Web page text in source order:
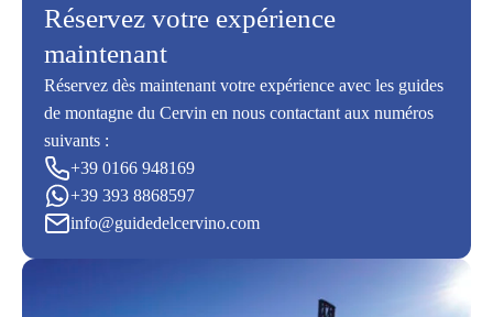
Réservez votre expérience
maintenant
Réservez dès maintenant votre expérience avec les guides
de montagne du Cervin en nous contactant aux numéros
suivants :
+39 0166 948169
+39 393 8868597
info@guidedelcervino.com